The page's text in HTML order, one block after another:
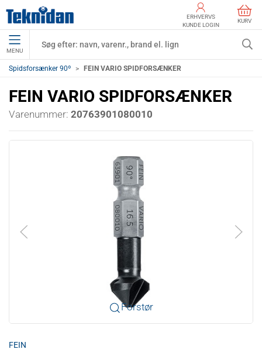
ERHVERVS
KUNDE LOGIN
KURV
MENU
Spidsforsænker 90º FEIN VARIO SPIDFORSÆNKER
FEIN VARIO SPIDFORSÆNKER
Varenummer: 20763901080010
Forstør
FEIN